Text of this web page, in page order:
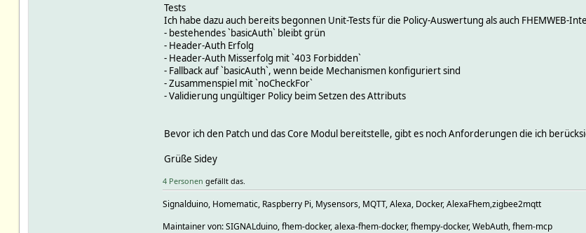
Tests
Ich habe dazu auch bereits begonnen Unit-Tests für die Policy-Auswertung als auch FHEMWEB-
- bestehendes `basicAuth` bleibt grün
- Header-Auth Erfolg
- Header-Auth Misserfolg mit `403 Forbidden`
- Fallback auf `basicAuth`, wenn beide Mechanismen konfiguriert sind
- Zusammenspiel mit `noCheckFor`
- Validierung ungültiger Policy beim Setzen des Attributs
Bevor ich den Patch und das Core Modul bereitstelle, gibt es noch Anforderungen die ich
Grüße Sidey
4 Personen gefällt das.
Signalduino, Homematic, Raspberry Pi, Mysensors, MQTT, Alexa, Docker, AlexaFhem,zigbee2mqtt
Maintainer von: SIGNALduino, fhem-docker, alexa-fhem-docker, fhempy-docker, WebAuth, fhem-mcp